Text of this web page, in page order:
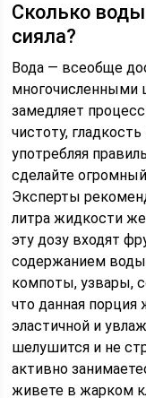
Сколько
сияла?
Вода — всеобще
многочисленными
замедляет
чистоту,
употребляя
сделайте
Эксперты
литра жидкости
эту дозу входят
содержанием
компоты, узвары,
что данная
эластичной и
шелушится и не
активно
живете в жарком